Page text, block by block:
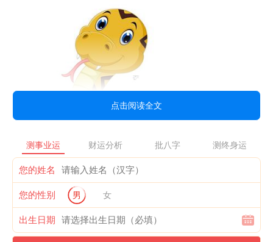
下巴宽厚的男人
下巴宽厚的男人，人缘好，性格乐观开朗，心胸开阔，工作努
力认真努力，并且待人真诚，人缘很好，事业方面发展比较顺利。
耳垂厚大的男人
点击阅读全文
测事业运 财运分析 批八字 测终身运
您的姓名
您的性别 男 女
出生日期